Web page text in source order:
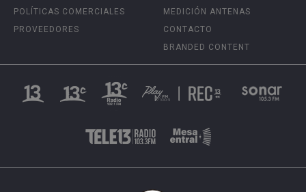
POLÍTICAS COMERCIALES
PROVEEDORES
MEDICIÓN ANTENAS
CONTACTO
BRANDED CONTENT